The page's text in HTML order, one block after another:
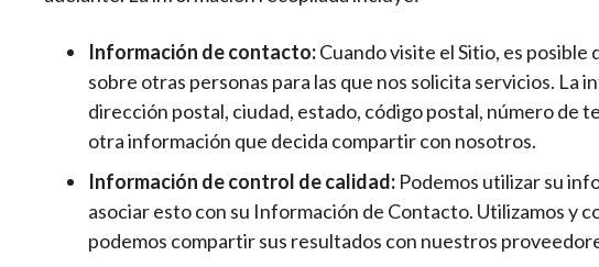
Información de contacto:Cuando visite el Sitio, es
sobre otras personas para las que nos solicita servicios.
dirección postal, ciudad, estado, código postal, número de
otra información que decida compartir con nosotros.
Información de control de calidad: Podemos utilizar su
asociar esto con su Información de Contacto. Utilizamos y
podemos compartir sus resultados con nuestros